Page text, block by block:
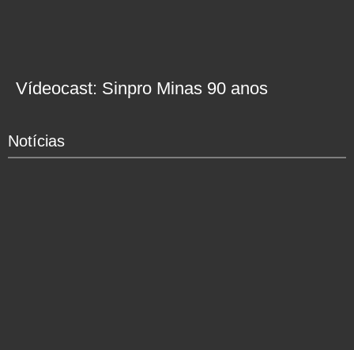
Vídeocast: Sinpro Minas 90 anos
Notícias